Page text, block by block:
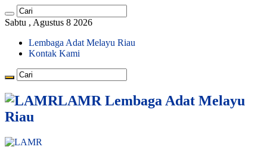
Sabtu , Agustus 8 2026
Lembaga Adat Melayu Riau
Kontak Kami
LAMR Lembaga Adat Melayu
Riau